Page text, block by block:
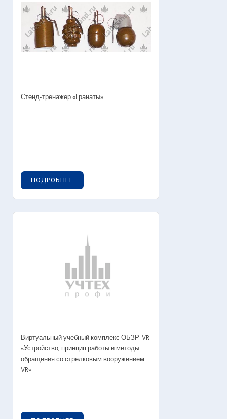
Стенд-тренажер «Гранаты»
ПОДРОБНЕЕ
Виртуальный учебный комплекс ОБЗР-VR
«Устройство, принцип работы и методы
обращения со стрелковым вооружением
VR»